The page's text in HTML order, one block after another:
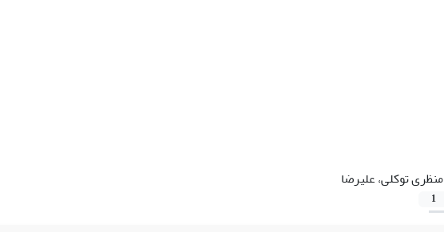
منظری توکلی، علیرضا
1